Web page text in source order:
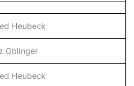
Heubeck
Oblinger
Heubeck